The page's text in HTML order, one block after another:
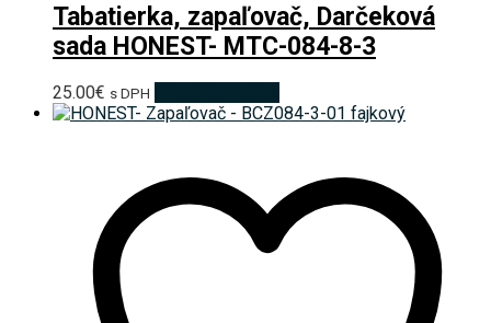
Tabatierka, zapaľovač, Darčeková
sada HONEST- MTC-084-8-3
25.00€ s DPH